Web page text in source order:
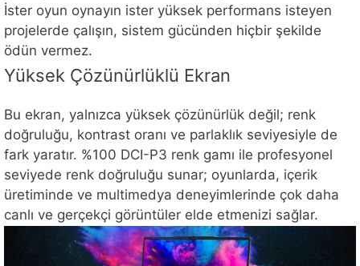
İster oyun oynayın ister yüksek performans isteyen
projelerde çalışın, sistem gücünden hiçbir şekilde
ödün vermez.
Yüksek Çözünürlüklü Ekran
Bu ekran, yalnızca yüksek çözünürlük değil; renk
doğruluğu, kontrast oranı ve parlaklık seviyesiyle de
fark yaratır. %100 DCI-P3 renk gamı ile profesyonel
seviyede renk doğruluğu sunar; oyunlarda, içerik
üretiminde ve multimedya deneyimlerinde çok daha
canlı ve gerçekçi görüntüler elde etmenizi sağlar.